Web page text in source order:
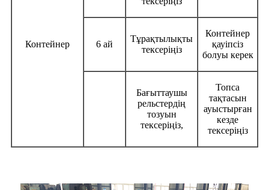
Контейнер 6 ай
Тұрақтылықты
тексеріңіз
Контейнер
қауіпсіз
болуы керек
Бағыттаушы
рельстердің
тозуын
тексеріңіз,
Топса
тақтасын
ауыстырған
кезде
тексеріңіз